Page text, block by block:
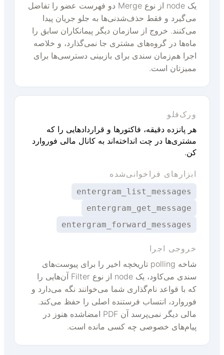
یک node از نوع Merge دو فهرست عضو را تفاضل
می‌گیرد و فقط حذف‌شدنی‌ها به جلو جریان پیدا
می‌کنند. خروج از سازمان دیگر پیمانکاران سابق را
ماه‌ها در گروه‌های مشتری جا نمی‌گذارد، و خلاصه
اجرا هم‌زمان سندی برای بازبینی دسترسی‌ها برای
ممیزتان است.
ورک‌فلو
هر پانزده دقیقه، فاکتورها و قراردادهایی را که
مشتری‌ها در چت انداخته‌اند به کانال مالی فوروارد
ابزارهای فراخوانی‌شده
entergram_list_messages
entergram_get_message
entergram_forward_messages
خروجی اجرا
شاخه polling تاریخچه اخیر را برای پیوست‌های
سندی می‌کاود، یک node از نوع Filter آن‌هایی را
که با قواعد نام‌گذاری شما می‌خوانند نگه می‌دارد و
فوروارد، انتساب فرستنده اصلی را حفظ می‌کند.
مالی دیگر نمی‌پرسد آن PDF امضاشده هنوز در
پیام‌های خصوصی چه کسی مانده است.